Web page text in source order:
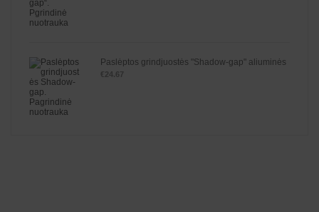
Paslėptos grindjuostės "Shadow-gap" aliuminės
€ 24.67